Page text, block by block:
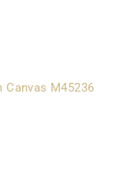
M45236